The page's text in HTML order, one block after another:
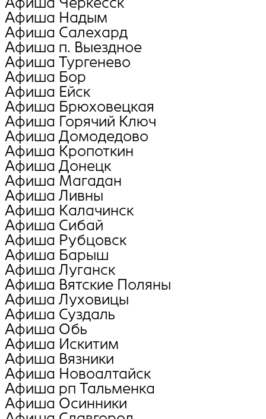
Афиша Надым
Афиша Салехард
Афиша п. Выездное
Афиша Тургенево
Афиша Бор
Афиша Ейск
Афиша Брюховецкая
Афиша Горячий Ключ
Афиша Домодедово
Афиша Кропоткин
Афиша Донецк
Афиша Магадан
Афиша Ливны
Афиша Калачинск
Афиша Сибай
Афиша Рубцовск
Афиша Барыш
Афиша Луганск
Афиша Вятские Поляны
Афиша Луховицы
Афиша Суздаль
Афиша Обь
Афиша Искитим
Афиша Вязники
Афиша Новоалтайск
Афиша рп Тальменка
Афиша Осинники